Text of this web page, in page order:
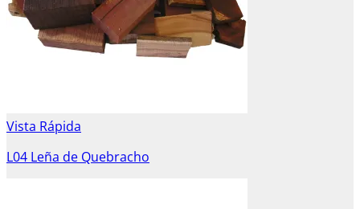
Vista Rápida
L04 Leña de Quebracho